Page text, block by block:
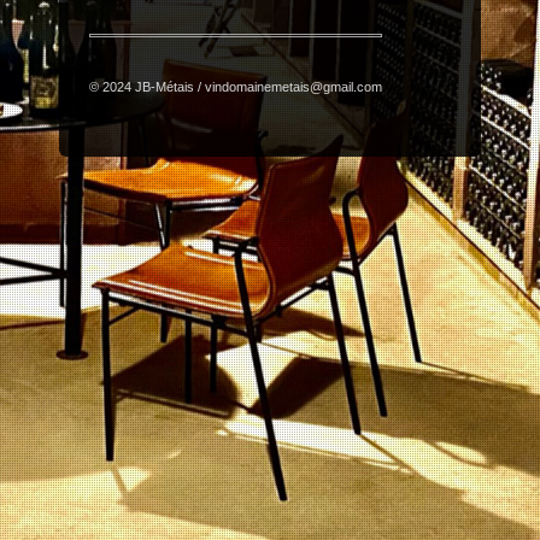
© 2024 JB-Métais / vindomainemetais@gmail.com